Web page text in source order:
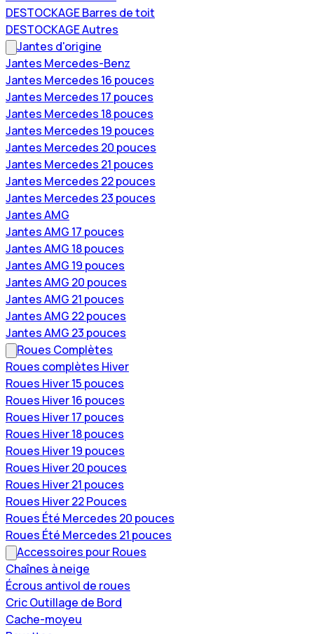
DESTOCKAGE Barres de toit
DESTOCKAGE Autres
Jantes d'origine
Jantes Mercedes-Benz
Jantes Mercedes 16 pouces
Jantes Mercedes 17 pouces
Jantes Mercedes 18 pouces
Jantes Mercedes 19 pouces
Jantes Mercedes 20 pouces
Jantes Mercedes 21 pouces
Jantes Mercedes 22 pouces
Jantes Mercedes 23 pouces
Jantes AMG
Jantes AMG 17 pouces
Jantes AMG 18 pouces
Jantes AMG 19 pouces
Jantes AMG 20 pouces
Jantes AMG 21 pouces
Jantes AMG 22 pouces
Jantes AMG 23 pouces
Roues Complètes
Roues complètes Hiver
Roues Hiver 15 pouces
Roues Hiver 16 pouces
Roues Hiver 17 pouces
Roues Hiver 18 pouces
Roues Hiver 19 pouces
Roues Hiver 20 pouces
Roues Hiver 21 pouces
Roues Hiver 22 Pouces
Roues Été Mercedes 20 pouces
Roues Été Mercedes 21 pouces
Accessoires pour Roues
Chaînes à neige
Écrous antivol de roues
Cric Outillage de Bord
Cache-moyeu